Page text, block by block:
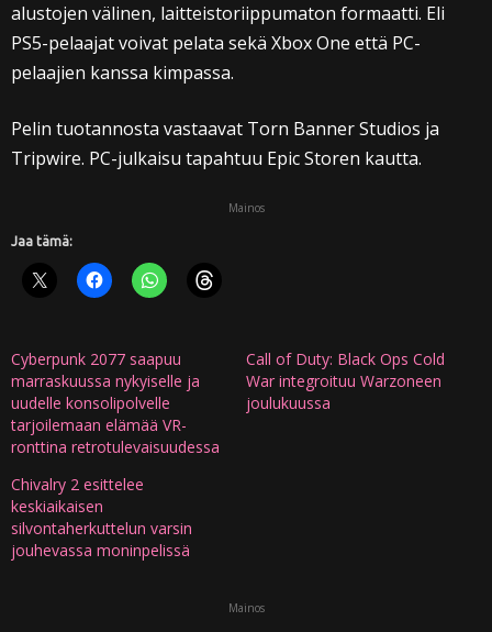
alustojen välinen, laitteistoriippumaton formaatti. Eli
PS5-pelaajat voivat pelata sekä Xbox One että PC-
pelaajien kanssa kimpassa.
Pelin tuotannosta vastaavat Torn Banner Studios ja
Tripwire. PC-julkaisu tapahtuu Epic Storen kautta.
Mainos
Jaa tämä:
Cyberpunk 2077 saapuu
marraskuussa nykyiselle ja
uudelle konsolipolvelle
tarjoilemaan elämää VR-
ronttina retrotulevaisuudessa
Call of Duty: Black Ops Cold
War integroituu Warzoneen
joulukuussa
Chivalry 2 esittelee
keskiaikaisen
silvontaherkuttelun varsin
jouhevassa moninpelissä
Mainos